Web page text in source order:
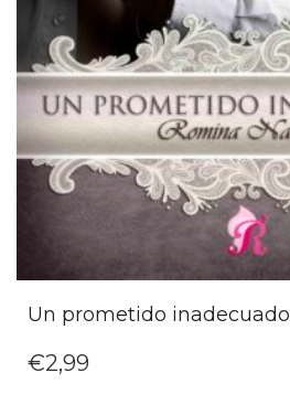
Un prometido inadecuado
€2,99